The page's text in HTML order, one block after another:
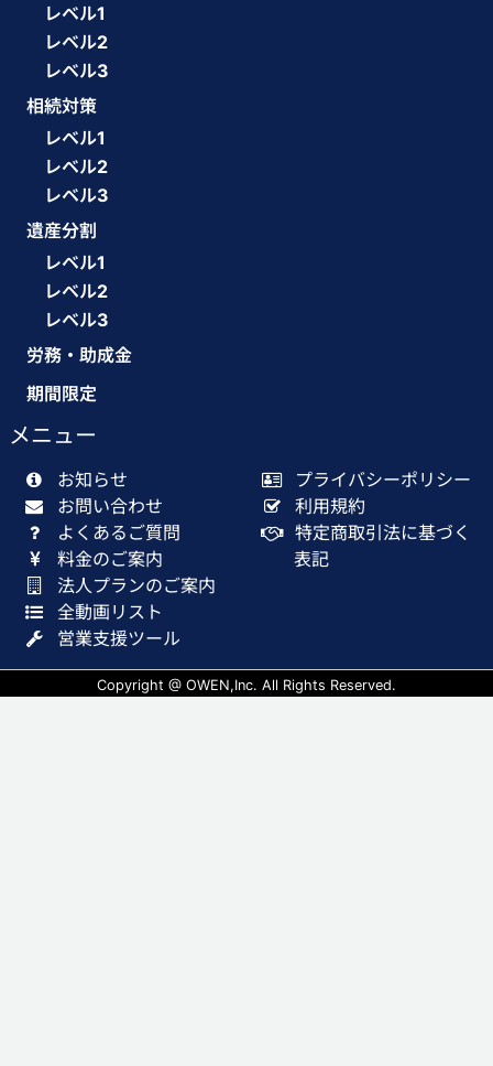
レベル1
レベル2
レベル3
相続対策
レベル1
レベル2
レベル3
遺産分割
レベル1
レベル2
レベル3
労務・助成金
期間限定
メニュー
お知らせ
お問い合わせ
よくあるご質問
料金のご案内
法人プランのご案内
全動画リスト
営業支援ツール
プライバシーポリシー
利用規約
特定商取引法に基づく
表記
Copyright @ OWEN,Inc. All Rights Reserved.